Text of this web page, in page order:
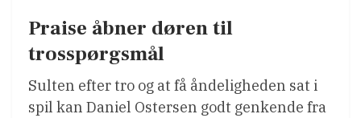
Praise åbner døren til
trosspørgsmål
Sulten efter tro og at få åndeligheden sat i
spil kan Daniel Ostersen godt genkende fra